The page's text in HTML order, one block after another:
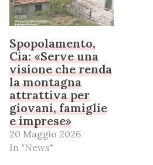
Spopolamento,
Cia: «Serve una
visione che renda
la montagna
attrattiva per
giovani, famiglie
e imprese»
20 Maggio 2026
In "News"